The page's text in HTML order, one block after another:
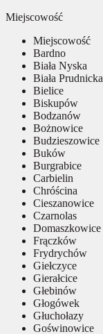
Miejscowość
Miejscowość
Bardno
Biała Nyska
Biała Prudnicka
Bielice
Biskupów
Bodzanów
Bożnowice
Budzieszowice
Buków
Burgrabice
Carbielin
Chróścina
Cieszanowice
Czarnolas
Domaszkowice
Frączków
Frydrychów
Giełczyce
Gierałcice
Głebinów
Głogówek
Głuchołazy
Goświnowice